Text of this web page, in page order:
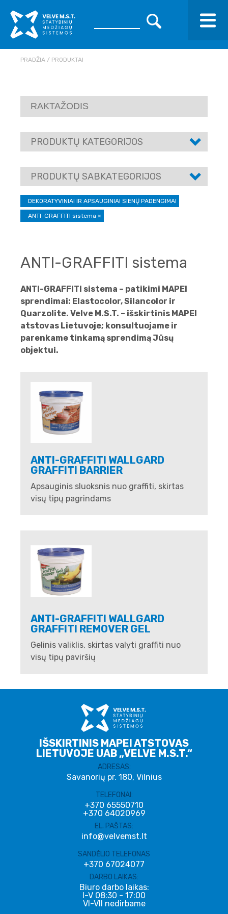
PRADŽIA PRODUKTAI
PRODUKTŲ KATEGORIJOS
PRODUKTŲ SABKATEGORIJOS
DEKORATYVINIAI IR APSAUGINIAI SIENŲ PADENGIMAI
ANTI-GRAFFITI sistema ×
ANTI-GRAFFITI sistema
ANTI-GRAFFITI sistema – patikimi MAPEI
sprendimai: Elastocolor, Silancolor ir
Quarzolite. Velve M.S.T. – išskirtinis MAPEI
atstovas Lietuvoje; konsultuojame ir
parenkame tinkamą sprendimą Jūsų
objektui.
ANTI-GRAFFITI WALLGARD
GRAFFITI BARRIER
Apsauginis sluoksnis nuo graffiti, skirtas
visų tipų pagrindams
ANTI-GRAFFITI WALLGARD
GRAFFITI REMOVER GEL
Gelinis valiklis, skirtas valyti graffiti nuo
visų tipų paviršių
IŠSKIRTINIS MAPEI ATSTOVAS
LIETUVOJE UAB „VELVE M.S.T.“
ADRESAS:
Savanorių pr. 180, Vilnius
TELEFONAI:
+370 65550710
+370 64020969
EL. PAŠTAS:
info@velvemst.lt
SANDĖLIO TELEFONAS
+370 67024077
DARBO LAIKAS:
Biuro darbo laikas:
I-V 08:30 - 17:00
VI-VII nedirbame